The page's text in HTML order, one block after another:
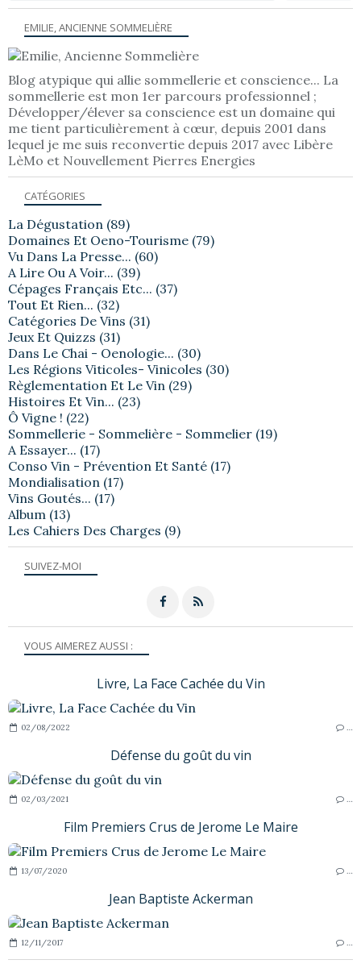
SUIVEZ-MOI
EMILIE, ANCIENNE SOMMELIÈRE
Blog atypique qui allie sommellerie et conscience... La
sommellerie est mon 1er parcours professionnel ;
Développer/élever sa conscience est un domaine qui
me tient particulièrement à cœur, depuis 2001 dans
lequel je me suis reconvertie depuis 2017 avec Libère
LèMo et Nouvellement Pierres Energies
VOUS AIMEREZ AUSSI :
Livre, La Face Cachée du Vin
02/08/2022
Défense du goût du vin
02/03/2021
Film Premiers Crus de Jerome Le Maire
13/07/2020
Jean Baptiste Ackerman
12/11/2017
CATÉGORIES
La Dégustation (89)
Domaines Et Oeno-Tourisme (79)
Vu Dans La Presse... (60)
A Lire Ou A Voir... (39)
Cépages Français Etc... (37)
Tout Et Rien... (32)
Catégories De Vins (31)
Jeux Et Quizzs (31)
Dans Le Chai - Oenologie... (30)
Les Régions Viticoles- Vinicoles (30)
Règlementation Et Le Vin (29)
Histoires Et Vin... (23)
Ô Vigne ! (22)
Sommellerie - Sommelière - Sommelier (19)
A Essayer... (17)
Conso Vin - Prévention Et Santé (17)
Mondialisation (17)
Vins Goutés... (17)
Album (13)
Les Cahiers Des Charges (9)